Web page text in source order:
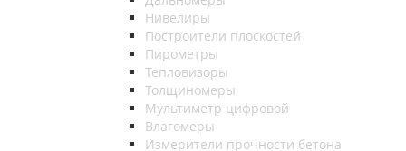
Нивелиры
Построители плоскостей
Пирометры
Тепловизоры
Толщиномеры
Мультиметр цифровой
Влагомеры
Измерители прочности бетона